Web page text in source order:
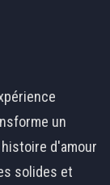
un
d'amour
solides et